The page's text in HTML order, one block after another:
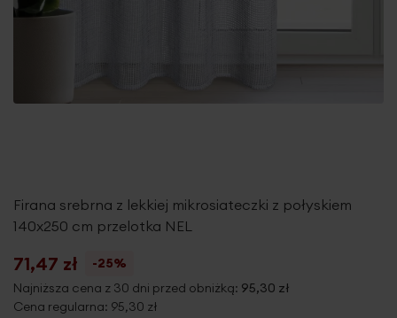
Firana srebrna z lekkiej mikrosiateczki z połyskiem
140x250 cm przelotka NEL
71,47 zł
-25%
Najniższa cena z 30 dni przed obniżką: 95,30 zł
Cena regularna: 95,30 zł